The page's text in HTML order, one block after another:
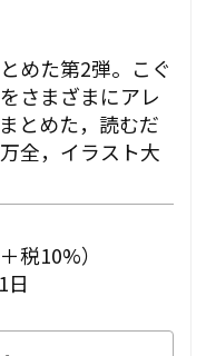
めた第2弾。こぐ
さまざまにアレ
とめた，読むだ
全，イラスト大
税10%）
日